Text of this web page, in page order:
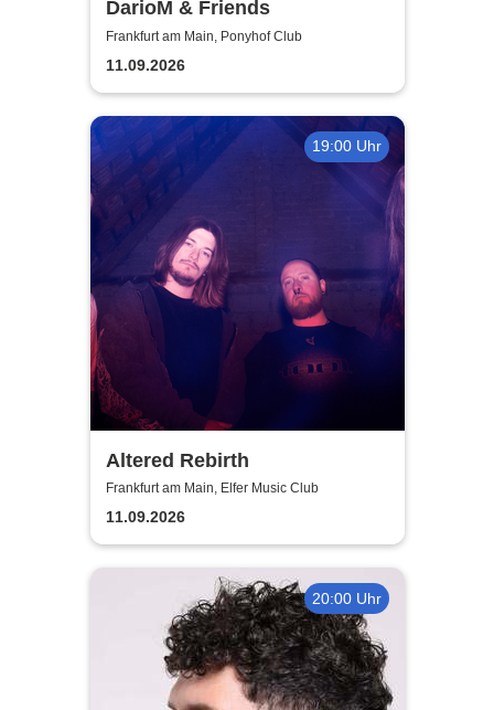
DarioM & Friends
Frankfurt am Main, Ponyhof Club
11.09.2026
19:00 Uhr
Altered Rebirth
Frankfurt am Main, Elfer Music Club
11.09.2026
20:00 Uhr